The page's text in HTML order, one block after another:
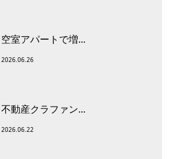
空室アパートで増...
2026.06.26
不動産クラファン...
2026.06.22